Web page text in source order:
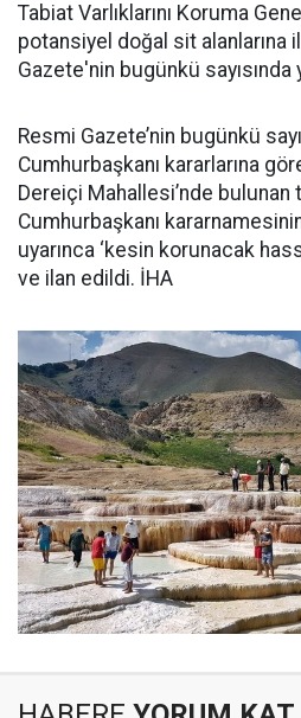
Tabiat Varlıklarını Koruma
potansiyel doğal sit alanlarına
Gazete'nin bugünkü sayısında
Resmi Gazete’nin bugünkü
Cumhurbaşkanı kararlarına
Dereiçi Mahallesi’nde bulunan
Cumhurbaşkanı
uyarınca ‘kesin korunacak
ve ilan edildi. İHA